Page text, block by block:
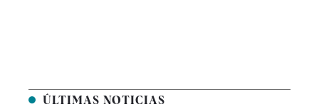
ÚLTIMAS NOTICIAS